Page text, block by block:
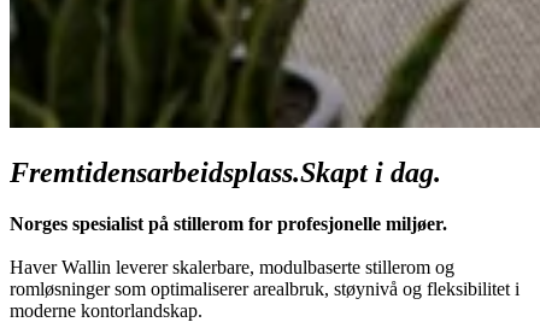
Fremtidensarbeidsplass.Skapt i dag.
Norges spesialist på stillerom for profesjonelle miljøer.
Haver Wallin leverer skalerbare, modulbaserte stillerom og
romløsninger som optimaliserer arealbruk, støynivå og fleksibilitet i
moderne kontorlandskap.